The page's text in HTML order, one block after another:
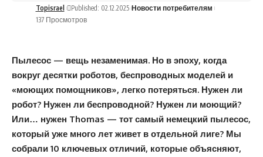
Topisrael Published: 02.12.2025 Новости потребителям
137 Просмотров
Пылесос — вещь незаменимая. Но в эпоху, когда
вокруг десятки роботов, беспроводных моделей и
«моющих помощников», легко потеряться. Нужен ли
робот? Нужен ли беспроводной? Нужен ли моющий?
Или… нужен Thomas — тот самый немецкий пылесос,
который уже много лет живет в отдельной лиге? Мы
собрали 10 ключевых отличий, которые объясняют,